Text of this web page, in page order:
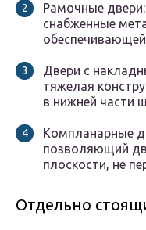
Рамочные
снабженные
Двери с
тяжелая
в нижней части
Компланарные
позволяющий
плоскости, не
Отдельно